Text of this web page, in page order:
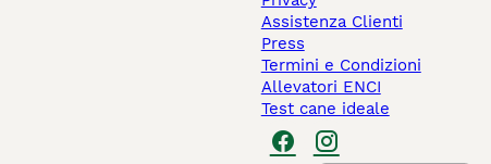
Assistenza Clienti
Press
Termini e Condizioni
Allevatori ENCI
Test cane ideale